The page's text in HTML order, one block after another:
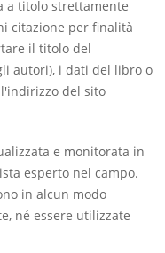
a titolo strettamente
citazione per finalità
il titolo del
autori), i dati del libro o
del sito
e monitorata in
esperto nel campo.
in alcun modo
né essere utilizzate